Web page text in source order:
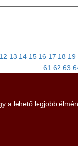
12 13 14 15 16 17 18 19
61 62 63
a lehető legjobb